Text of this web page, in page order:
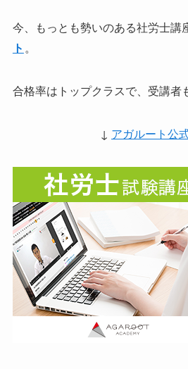
今、もっとも勢いのある社労士講
ト 。
合格率はトップクラスで、受講者
↓ アガルート公